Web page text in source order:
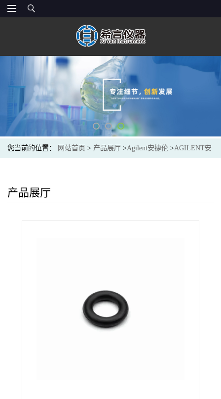
您当前的位置： 网站首页 > 产品展厅 >Agilent安捷伦 >AGILENT安
产品展厅